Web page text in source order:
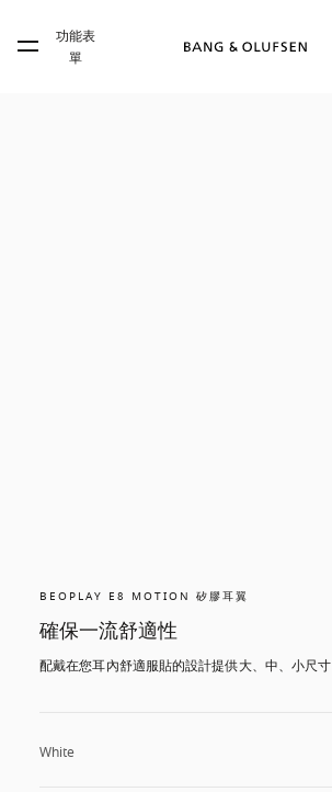
Skip to main footer
功能表
單
BEOPLAY E8 MOTION 矽膠耳翼
確保一流舒適性
配戴在您耳內舒適服貼的設計提供大、中、小尺寸
White